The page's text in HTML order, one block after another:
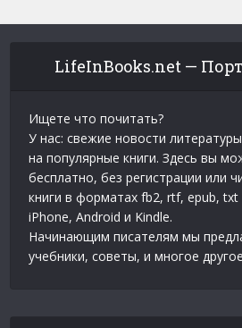
LifeInBooks.net —
Ищете что почитать?
У нас: свежие новости
на популярные книги. Здесь вы
бесплатно, без регистрации или
книги в форматах fb2, rtf, epub, txt
iPhone, Android и Kindle.
Начинающим писателям мы
учебники, советы, и многое